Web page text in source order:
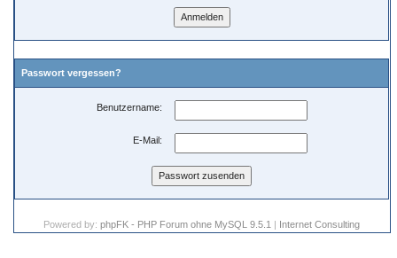
Passwort vergessen?
Benutzername:
E-Mail:
Powered by:phpFK - PHP Forum ohne MySQL 9.5.1 | Internet Consulting